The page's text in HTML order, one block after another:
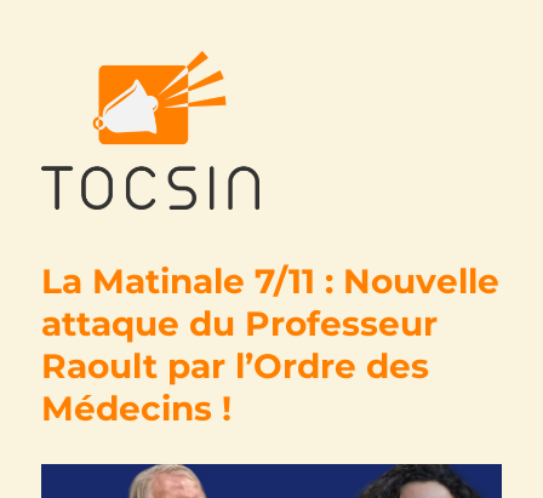
La Matinale 7/11 : Nouvelle
attaque du Professeur
Raoult par l’Ordre des
Médecins !